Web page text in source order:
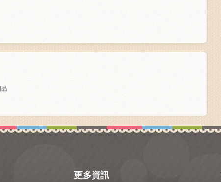
品
更多資訊